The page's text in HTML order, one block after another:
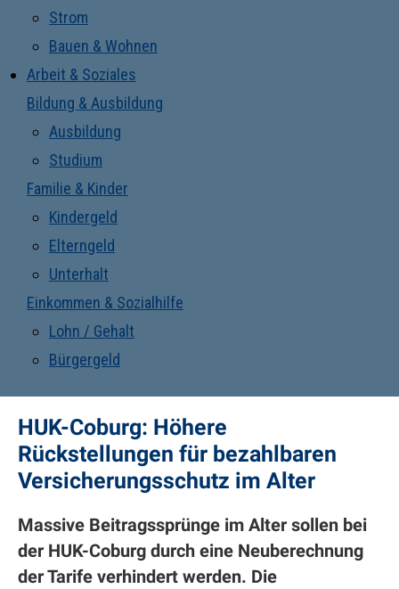
Strom
Bauen & Wohnen
Arbeit & Soziales
Bildung & Ausbildung
Ausbildung
Studium
Familie & Kinder
Kindergeld
Elterngeld
Unterhalt
Einkommen & Sozialhilfe
Lohn / Gehalt
Bürgergeld
HUK-Coburg: Höhere
Rückstellungen für bezahlbaren
Versicherungsschutz im Alter
Massive Beitragssprünge im Alter sollen bei
der HUK-Coburg durch eine Neuberechnung
der Tarife verhindert werden. Die